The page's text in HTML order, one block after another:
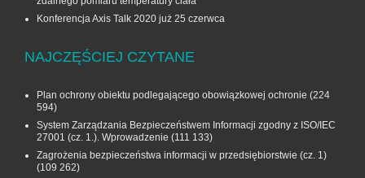
Konferencja Axis Talk 2020 już 25 czerwca
NAJCZĘŚCIEJ CZYTANE
Plan ochrony obiektu podlegającego obowiązkowej ochronie (224
594)
System Zarządzania Bezpieczeństwem Informacji zgodny z ISO/IEC
27001 (cz. 1.). Wprowadzenie (111 133)
Zagrożenia bezpieczeństwa informacji w przedsiębiorstwie (cz. 1)
(109 262)